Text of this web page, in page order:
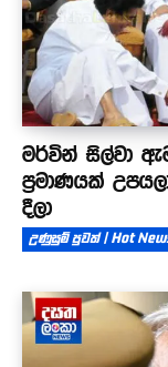
මර්වින් සිල්වා
ප්‍රමාණයක්
දීලා
උණුසුම් පුවත් | Hot